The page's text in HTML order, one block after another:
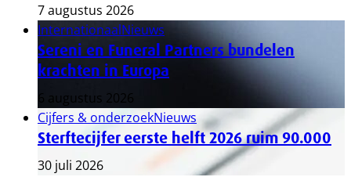
7 augustus 2026
InternationaalNieuws
Sereni en Funeral Partners bundelen
krachten in Europa
6 augustus 2026
Cijfers & onderzoekNieuws
Sterftecijfer eerste helft 2026 ruim 90.000
30 juli 2026